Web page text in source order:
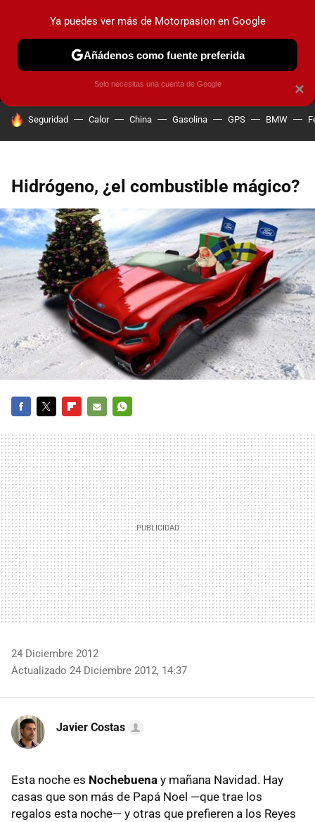
MENÚ NUEVO
COCHES ELÉCTRICOS OBSERVATORIO
HOY SE HABLA DE
Seguridad Calor China Gasolina GPS BMW
Hidrógeno, ¿el combustible mágico?
MAIL
24 Diciembre 2012
Actualizado 24 Diciembre 2012, 14:37
Javier Costas
Esta noche es Nochebuena y mañana Navidad. Hay
casas que son más de Papá Noel —que trae los
regalos esta noche— y otras que prefieren a los Reyes
×
Ya puedes ver más de Motorpasion en Google
Añádenos como fuente preferida
Solo necesitas una cuenta de Google